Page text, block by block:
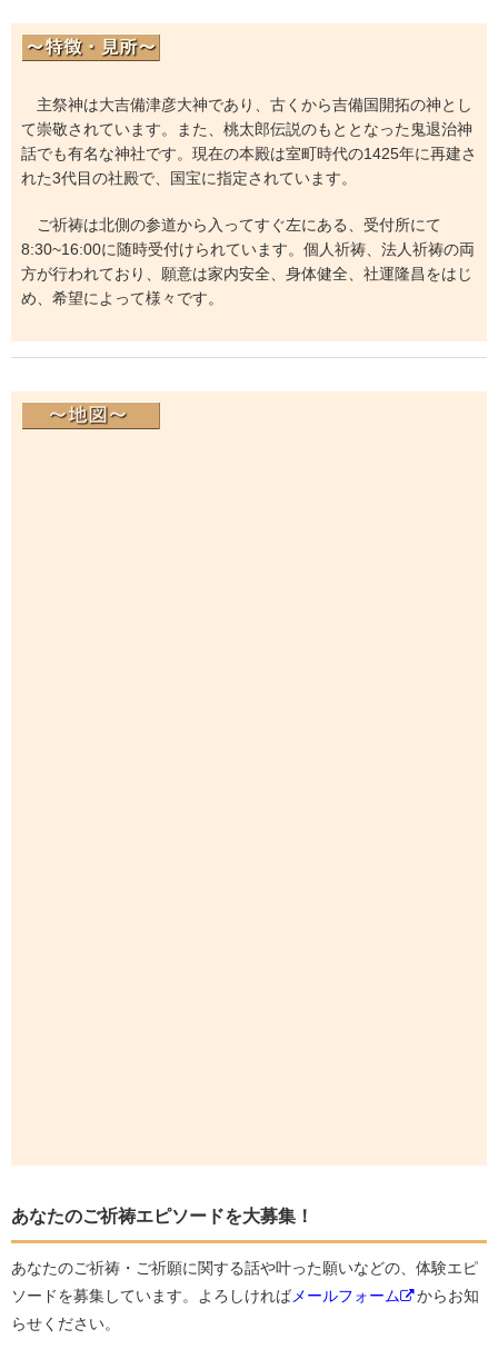
主祭神は大吉備津彦大神であり、古くから吉備国開拓の神とし
て崇敬されています。また、桃太郎伝説のもととなった鬼退治神
話でも有名な神社です。現在の本殿は室町時代の1425年に再建さ
れた3代目の社殿で、国宝に指定されています。
ご祈祷は北側の参道から入ってすぐ左にある、受付所にて
8:30~16:00に随時受付けられています。個人祈祷、法人祈祷の両
方が行われており、願意は家内安全、身体健全、社運隆昌をはじ
め、希望によって様々です。
あなたのご祈祷エピソードを大募集！
あなたのご祈祷・ご祈願に関する話や叶った願いなどの、体験エピ
ソードを募集しています。よろしければメールフォーム
からお知
らせください。